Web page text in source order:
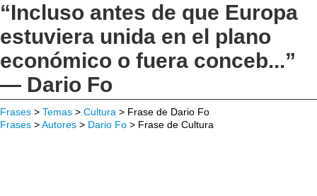
“Incluso antes de que Europa
estuviera unida en el plano
económico o fuera conceb...”
— Dario Fo
Frases > Temas > Cultura > Frase de Dario Fo
Frases >Autores > Dario Fo > Frase de Cultura